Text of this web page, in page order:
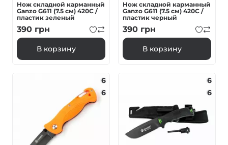
Нож складной карманный
Ganzo G611 (7.5 см) 420C /
пластик зеленый
390 грн
В корзину
Нож складной карманный
Ganzo G611 (7.5 см) 420C /
пластик черный
390 грн
В корзину
6
6
6
6